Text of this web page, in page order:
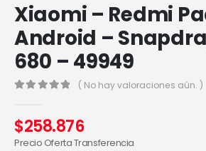
Xiaomi – Redmi
Android –
680 – 49949
( No hay valoraciones aún. )
$258.876
Precio Oferta Transferencia